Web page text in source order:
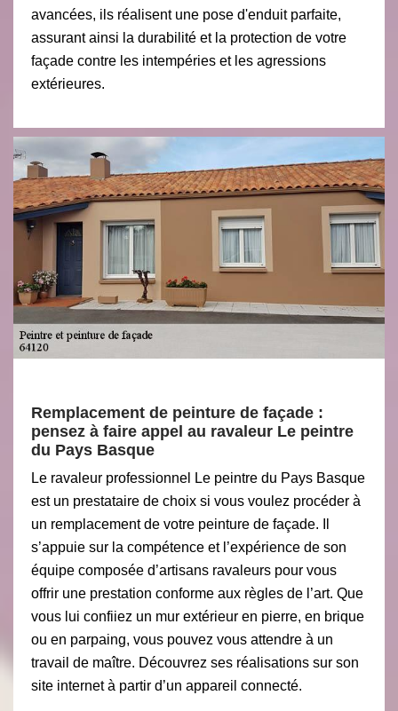
avancées, ils réalisent une pose d'enduit parfaite,
assurant ainsi la durabilité et la protection de votre
façade contre les intempéries et les agressions
extérieures.
Remplacement de peinture de façade :
pensez à faire appel au ravaleur Le peintre
du Pays Basque
Le ravaleur professionnel Le peintre du Pays Basque
est un prestataire de choix si vous voulez procéder à
un remplacement de votre peinture de façade. Il
s’appuie sur la compétence et l’expérience de son
équipe composée d’artisans ravaleurs pour vous
offrir une prestation conforme aux règles de l’art. Que
vous lui confiiez un mur extérieur en pierre, en brique
ou en parpaing, vous pouvez vous attendre à un
travail de maître. Découvrez ses réalisations sur son
site internet à partir d’un appareil connecté.